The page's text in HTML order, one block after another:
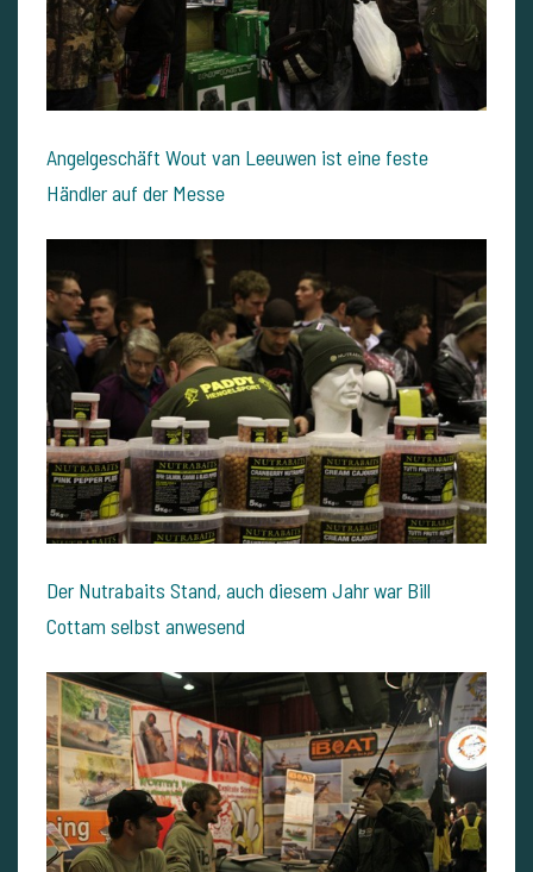
Angelgeschäft Wout van Leeuwen ist eine feste
Händler auf der Messe
Der Nutrabaits Stand, auch diesem Jahr war Bill
Cottam selbst anwesend